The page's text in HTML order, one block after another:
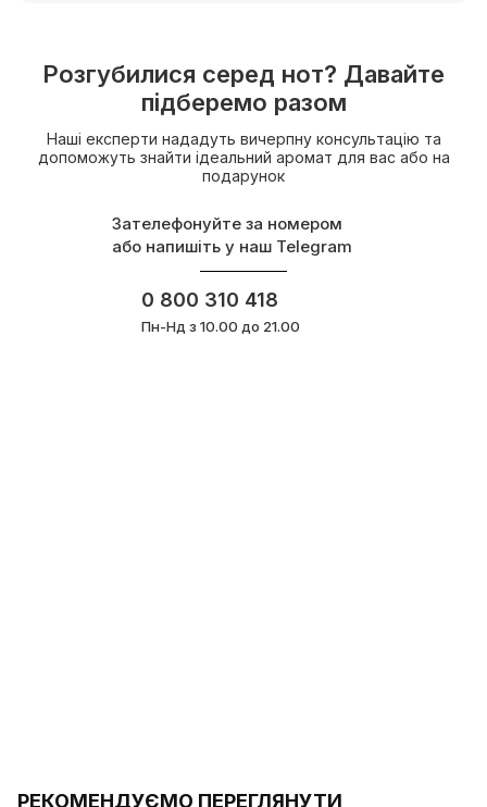
Розгубилися серед нот? Давайте
підберемо разом
Наші експерти нададуть вичерпну консультацію та
допоможуть знайти ідеальний аромат для вас або на
подарунок
Зателефонуйте за номером
або напишіть у наш Telegram
0 800 310 418
Пн-Нд з 10.00 до 21.00
РЕКОМЕНДУЄМО ПЕРЕГЛЯНУТИ